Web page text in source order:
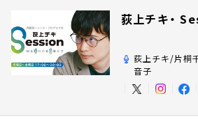
荻上チキ・
荻上チキ/片桐
音子